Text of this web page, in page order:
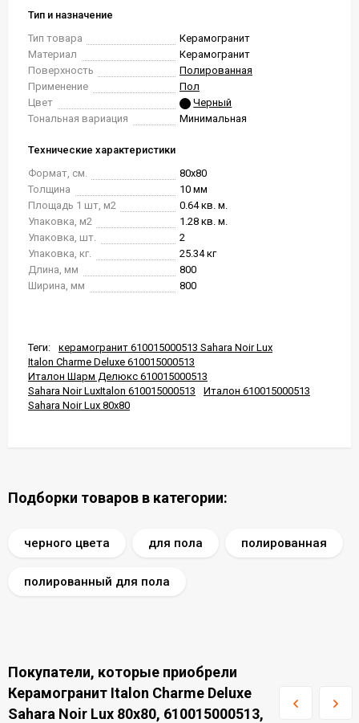
Тип и назначение
Тип товара
Керамогранит
Материал
Керамогранит
Поверхность
Полированная
Применение
Пол
Цвет
Черный
Тональная вариация
Минимальная
Технические характеристики
Формат, см.
80x80
Толщина
10 мм
Площадь 1 шт, м2
0.64 кв. м.
Упаковка, м2
1.28 кв. м.
Упаковка, шт.
2
Упаковка, кг.
25.34 кг
Длина, мм
800
Ширина, мм
800
Теги:
керамогранит 610015000513 Sahara Noir Lux
Italon Charme Deluxe 610015000513
Италон Шарм Делюкс 610015000513
Sahara Noir LuxItalon 610015000513
Италон 610015000513
Sahara Noir Lux 80x80
Подборки товаров в категории:
черного цвета для пола полированная
полированный для пола
Покупатели, которые приобрели
Керамогранит Italon Charme Deluxe
Sahara Noir Lux 80x80, 610015000513,